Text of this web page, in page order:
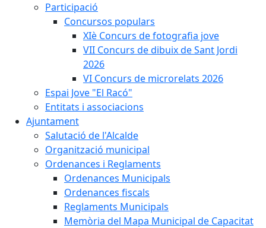
Participació
Concursos populars
XIè Concurs de fotografia jove
VII Concurs de dibuix de Sant Jordi
2026
VI Concurs de microrelats 2026
Espai Jove "El Racó"
Entitats i associacions
Ajuntament
Salutació de l'Alcalde
Organització municipal
Ordenances i Reglaments
Ordenances Municipals
Ordenances fiscals
Reglaments Municipals
Memòria del Mapa Municipal de Capacitat